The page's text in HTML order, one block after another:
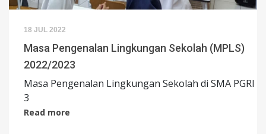
18 JUL 2022
Masa Pengenalan Lingkungan Sekolah (MPLS)
2022/2023
Masa Pengenalan Lingkungan Sekolah di SMA PGRI
3
Read more